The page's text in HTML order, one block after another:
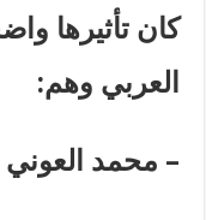
كان تأثيرها
العربي وهم:
– محمد